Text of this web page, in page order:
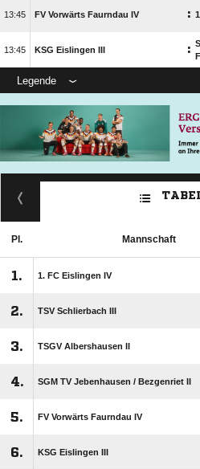
 FV Vorwärts Faurndau IV :
 KSG Eislingen III :
Legende
Pl. Mannschaft
1. 1. FC Eislingen IV
2. TSV Schlierbach III
3. TSGV Albershausen II
4. SGM TV Jebenhausen /​ Bezgenriet II
5. FV Vorwärts Faurndau IV
6. KSG Eislingen III